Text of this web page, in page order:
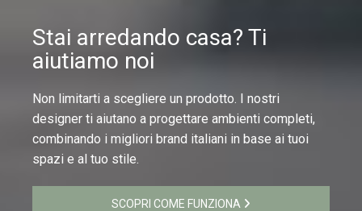
Stai arredando casa? Ti
aiutiamo noi
Non limitarti a scegliere un prodotto. I nostri
designer ti aiutano a progettare ambienti completi,
combinando i migliori brand italiani in base ai tuoi
spazi e al tuo stile.
SCOPRI COME FUNZIONA